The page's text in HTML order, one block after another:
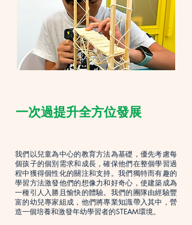
一次過提升全方位發展
我們以兒童為中心的教育方法為基礎，優先考慮每
個孩子的個別需求和成長，確保他們在整個學習過
程中獲得個性化的關注和支持。我們獨特而有趣的
學習方法激發他們的想像力和好奇心，使建築成為
一種引人入勝且愉快的體驗。我們的團隊由經驗豐
富的幼兒專家組成，他們將專業知識帶入其中，營
造一個培養和激發年幼學習者的STEAM環境。